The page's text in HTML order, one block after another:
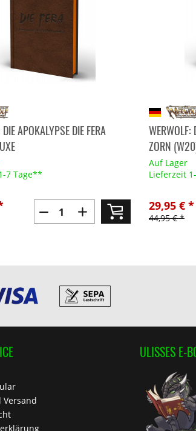
APOKALYPSE DIE FERA
7 Tage**
WERWOLF:
ZORN
Auf Lager
Lieferzeit
44,95 € *
29,95 € *
ULISSES E-